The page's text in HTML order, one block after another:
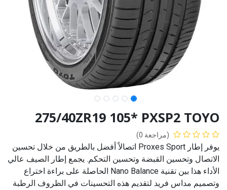
275/40ZR19 105* PXSP2 TOYO
(مراجعة 0)
يوفر إطار Proxes Sport اتصالاً أفضل بالطريق من خلال تحسين
الاتصال وتحسين القبضة وتحسين التحكم. يجمع إطار الصيف عالي
الأداء هذا بين تقنية Nano Balance الحاصلة على براءة اختراع
وتصميم مداس فريد لتقديم هذه التحسينات في الظروف الرطبة